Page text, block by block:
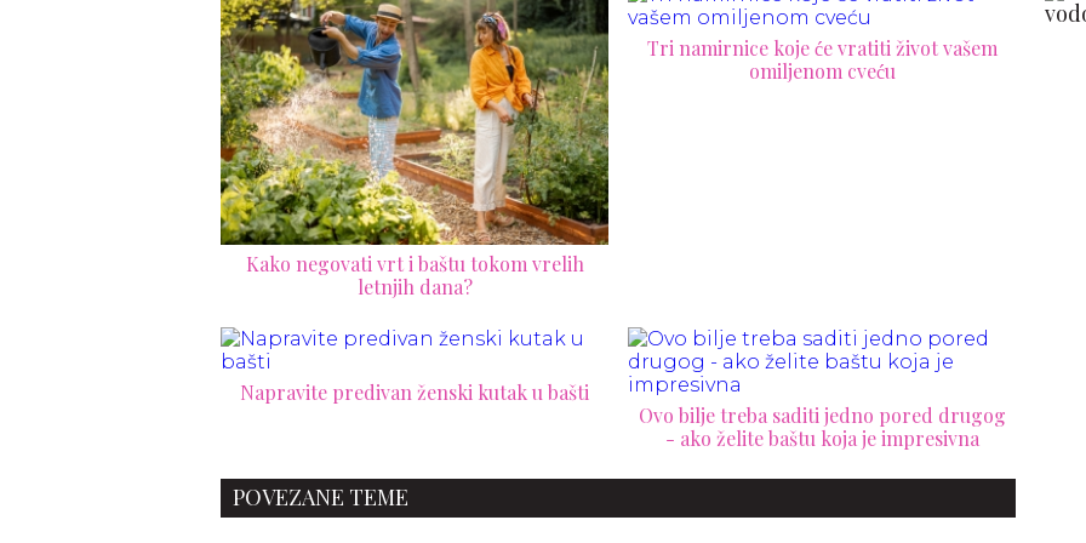
Kako negovati vrt i baštu tokom vrelih
letnjih dana?
Tri namirnice koje će vratiti život vašem
omiljenom cveću
Napravite predivan ženski kutak u bašti
Ovo bilje treba saditi jedno pored drugog
- ako želite baštu koja je impresivna
POVEZANE TEME